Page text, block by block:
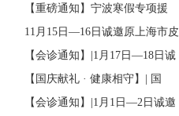
【重磅通知】宁波寒假专项援
11月15日—16日诚邀原上海市皮
【会诊通知】|1月17日—18日诚
【国庆献礼 · 健康相守】| 国
【会诊通知】|1月1日—2日诚邀